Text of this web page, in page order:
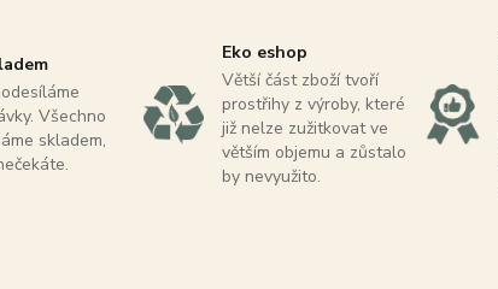
Všechno
skladem,
Eko eshop
Větší část zboží tvoří
prostřihy z výroby, které
již nelze zužitkovat ve
větším objemu a zůstalo
by nevyužito.